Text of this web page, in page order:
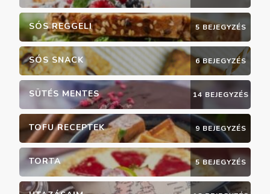
SÓS REGGELI 5 BEJEGYZÉS
SÓS SNACK 6 BEJEGYZÉS
SÜTÉS MENTES 14 BEJEGYZÉS
TOFU RECEPTEK 9 BEJEGYZÉS
TORTA 5 BEJEGYZÉS